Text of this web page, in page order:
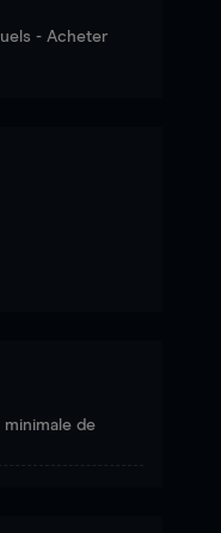
- Acheter
minimale de